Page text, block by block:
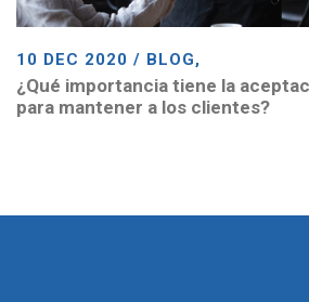
10 DEC 2020 / BLOG,
¿Qué importancia tiene la
para mantener a los clientes?